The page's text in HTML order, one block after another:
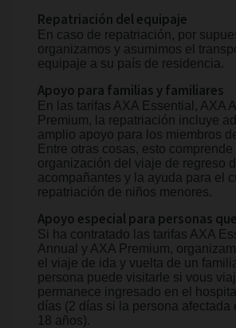
Repatriación del equipaje
En caso de repatriación, por
organizamos y asumimos el
equipaje a su país de residencia.
Apoyo para familias y familiares
En las tarifas AXA Essential, AXA
Premium, la repatriación incluye
amplio apoyo para los miembros
Entre otras cosas, esto comprende
organización del viaje de regreso
acompañantes y la ayuda para el
repatriación de niños menores.
Apoyo especial para personas
Si ha contratado las tarifas AXA
Annual y AXA Premium,
el viaje de ida y vuelta de un
persona puede visitarle si vous
permanece ingresado en el
días (2 días si la persona afectada
18 años).